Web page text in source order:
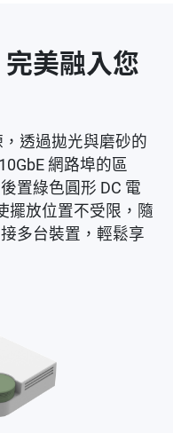
美融入您
，透過拋光與磨砂的
網路埠的區
置綠色圓形 DC 電
擺放位置不受限，隨
多台裝置，輕鬆享